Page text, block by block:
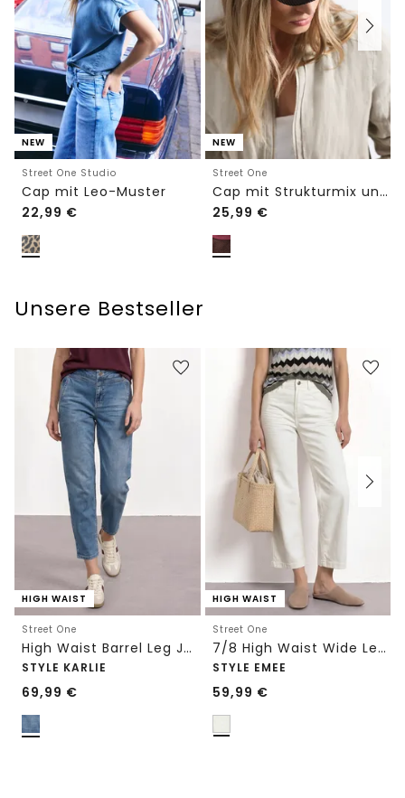
NEW
Street One Studio
Cap mit Leo-Muster
22,99 €
NEW
Street One
Cap mit Strukturmix und Slogan
25,99 €
Unsere Bestseller
HIGH WAIST
Street One
High Waist Barrel Leg Jeans im Loose Fit
STYLE KARLIE
69,99 €
HIGH WAIST
Street One
7/8 High Waist Wide Leg Jeans im Loose Fit
STYLE EMEE
59,99 €